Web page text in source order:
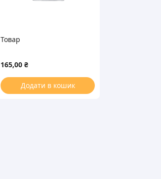
Товар
165,00₴
Додати в кошик